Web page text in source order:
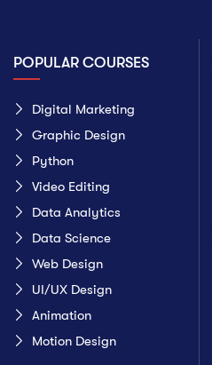
POPULAR COURSES
Digital Marketing
Graphic Design
Python
Video Editing
Data Analytics
Data Science
Web Design
UI/UX Design
Animation
Motion Design